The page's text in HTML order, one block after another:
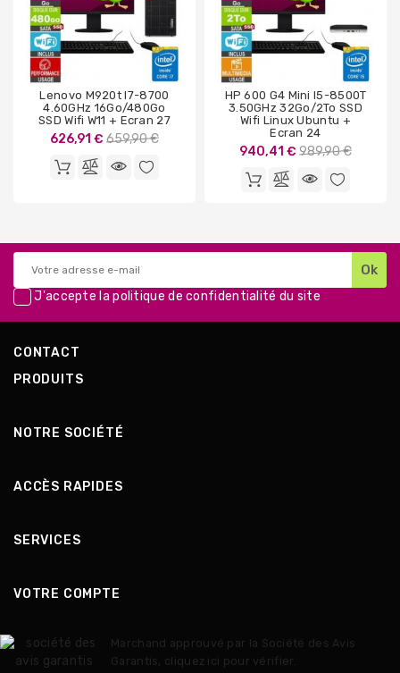
Lenovo M920t I7-8700
4.60GHz 16Go/480Go
SSD Wifi W11 + Ecran 27
626,91 € Prix
base
659,90 €
HP 600 G4 Mini I5-8500T
3.50GHz 32Go/2To SSD
Wifi Linux Ubuntu +
Ecran 24
940,41 € Prix
base
989,90 €
J'accepte lapolitique de confidentialité du site
CONTACT
PRODUITS
NOTRE SOCIÉTÉ
ACCÈS RAPIDES
SERVICES
VOTRE COMPTE
Marchand approuvé par la Société des Avis
Garantis, cliquez ici pour vérifier.